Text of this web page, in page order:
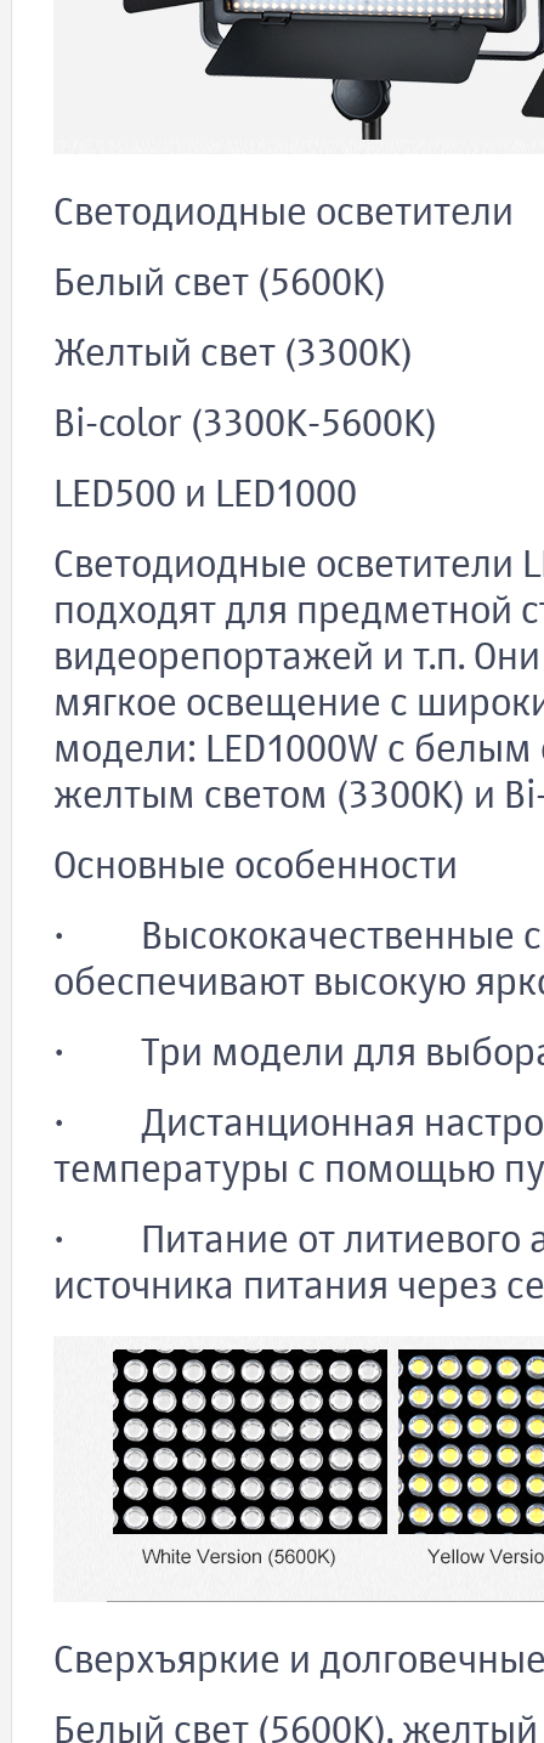
Светодиодные осветители
Белый свет (5600K)
Желтый свет (3300K)
Bi-color (3300K-5600K)
LED500 и LED1000
Светодиодные осветители
подходят для предметной
видеорепортажей и т.п.
мягкое освещение с
модели: LED1000W с белым
желтым светом (3300K) и
Основные особенности
· Высококачественные
обеспечивают высокую
· Три модели для
· Дистанционная
температуры с помощью
· Питание от литиевого
источника питания через
Сверхъяркие и
Белый свет (5600K),